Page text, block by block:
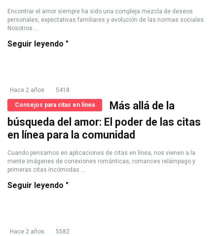
Encontrar el amor siempre ha sido una compleja mezcla de deseos
personales, expectativas familiares y evolución de las normas sociales.
Nosotros ...
Seguir leyendo "
Hace 2 años 5418
Consejos para citas en línea
Más allá de la
búsqueda del amor: El poder de las citas
en línea para la comunidad
Cuando pensamos en aplicaciones de citas en línea, nos vienen a la
mente imágenes de conexiones románticas, romances relámpago y
primeras citas incómodas ...
Seguir leyendo "
Hace 2 años 5582